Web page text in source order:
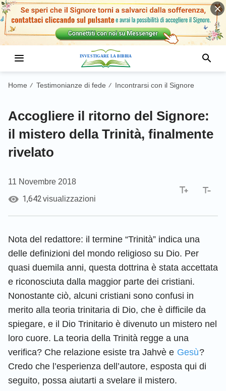
Home / Testimonianze di fede / Incontrarsi con il Signore
Accogliere il ritorno del Signore:
il mistero della Trinità, finalmente
rivelato
11 Novembre 2018
1,642visualizzazioni
Nota del redattore: il termine “Trinità” indica una
delle definizioni del mondo religioso su Dio. Per
quasi duemila anni, questa dottrina è stata accettata
e riconosciuta dalla maggior parte dei cristiani.
Nonostante ciò, alcuni cristiani sono confusi in
merito alla teoria trinitaria di Dio, che è difficile da
spiegare, e il Dio Trinitario è divenuto un mistero nel
loro cuore. La teoria della Trinità regge a una
verifica? Che relazione esiste tra Jahvè e Gesù?
Credo che l’esperienza dell’autore, esposta qui di
seguito, possa aiutarti a svelare il mistero.